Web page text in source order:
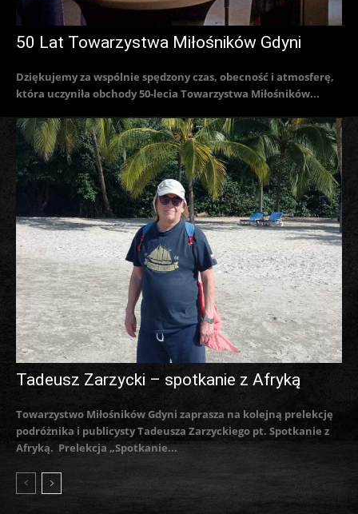
50 Lat Towarzystwa Miłośników Gdyni
Dziękujemy za wspólnie spędzony czas, obecność i atmosferę,
która uczyniła obchody 50-lecia Towarzystwa Miłośników...
Tadeusz Zarzycki – spotkanie z Afryką
Towarzystwo Miłośników Gdyni zaprasza na kolejną prelekcję
podróżnika i publicysty Tadeusza Zarzyckiego pt. Spotkanie z
Afryką. Prelekcja „Spotkanie...